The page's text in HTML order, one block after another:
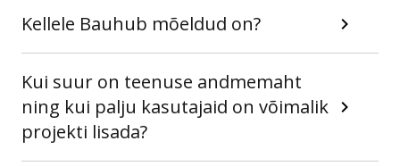
Kellele Bauhub mõeldud on?
Kui suur on teenuse andmemaht
ning kui palju kasutajaid on võimalik
projekti lisada?